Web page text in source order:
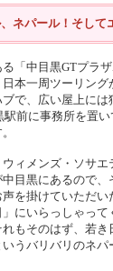
ネパール！そして
「中目黒GTプラ
本一周ツーリン
で、広い屋上に
前に事務所を置
ィメンズ・ソサ
目黒にあるので
を掛けていただ
にいらっしゃっ
もそのはず、若
うバリバリのネ